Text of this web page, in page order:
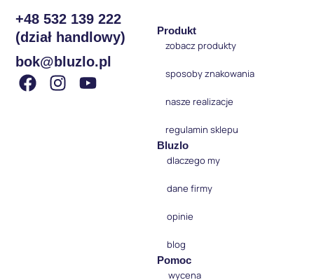
+48 532 139 222
(dział handlowy)
bok@bluzlo.pl
Produkt
zobacz produkty
sposoby znakowania
nasze realizacje
regulamin sklepu
Bluzlo
dlaczego my
dane firmy
opinie
blog
Pomoc
wycena